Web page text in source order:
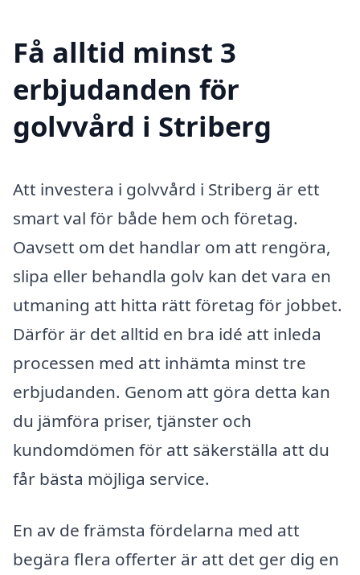
Få alltid minst 3
erbjudanden för
golvvård i Striberg
Att investera i golvvård i Striberg är ett
smart val för både hem och företag.
Oavsett om det handlar om att rengöra,
slipa eller behandla golv kan det vara en
utmaning att hitta rätt företag för jobbet.
Därför är det alltid en bra idé att inleda
processen med att inhämta minst tre
erbjudanden. Genom att göra detta kan
du jämföra priser, tjänster och
kundomdömen för att säkerställa att du
får bästa möjliga service.
En av de främsta fördelarna med att
begära flera offerter är att det ger dig en